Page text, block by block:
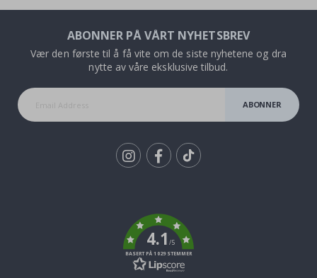
ABONNER PÅ VÅRT NYHETSBREV
Vær den første til å få vite om de siste nyhetene og dra
nytte av våre eksklusive tilbud.
ABONNER
4.1/5
BASERT PÅ 1029 STEMMER